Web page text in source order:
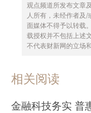
观点频道所发布文章
人所有，未经作者及
面媒体不得予以转载
载授权并不包括上述
不代表财新网的立场和
相关阅读
金融科技务实 普